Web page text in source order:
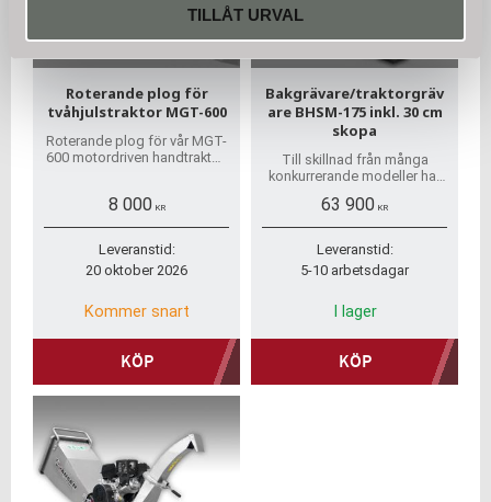
TILLÅT URVAL
Roterande plog för
tvåhjulstraktor MGT-600
Roterande plog för vår MGT-
600 motordriven handtraktor.
för omedelbar drift.
8 000KR
Leveranstid:
20 oktober 2026
Kommer snart
KÖP
Bakgrävare/traktorgräv
are BHSM-175 inkl. 30 cm
skopa
Till skillnad från många
konkurrerande modeller har
robust och kraftig design
med en tomvikt på 520 kg
och drivs av kraftuttag
63 900 KR
Leveranstid:
5-10 arbetsdagar
I lager
KÖP